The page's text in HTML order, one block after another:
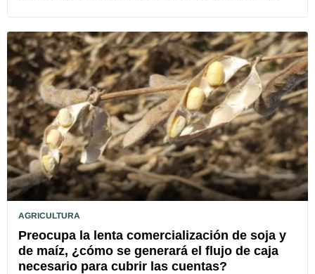
AGRICULTURA
Preocupa la lenta comercialización de soja y
de maíz, ¿cómo se generará el flujo de caja
necesario para cubrir las cuentas?